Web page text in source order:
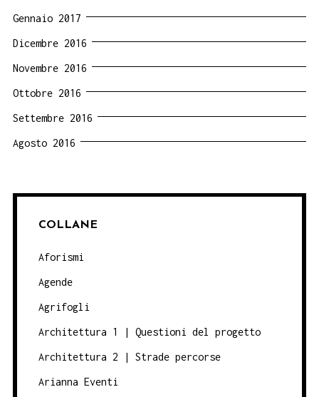
Gennaio 2017
Dicembre 2016
Novembre 2016
Ottobre 2016
Settembre 2016
Agosto 2016
COLLANE
Aforismi
Agende
Agrifogli
Architettura 1 | Questioni del progetto
Architettura 2 | Strade percorse
Arianna Eventi